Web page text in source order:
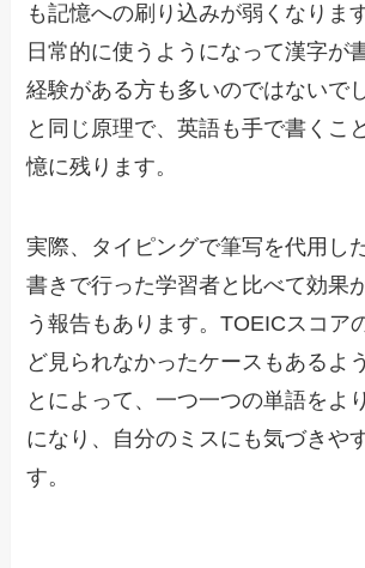
も記憶への刷り込みが弱くなりま
日常的に使うようになって漢字が
経験がある方も多いのではないで
と同じ原理で、英語も手で書くこ
憶に残ります。
実際、タイピングで筆写を代用し
書きで行った学習者と比べて効果
う報告もあります。TOEICスコア
ど見られなかったケースもあるよ
とによって、一つ一つの単語をよ
になり、自分のミスにも気づきや
す。